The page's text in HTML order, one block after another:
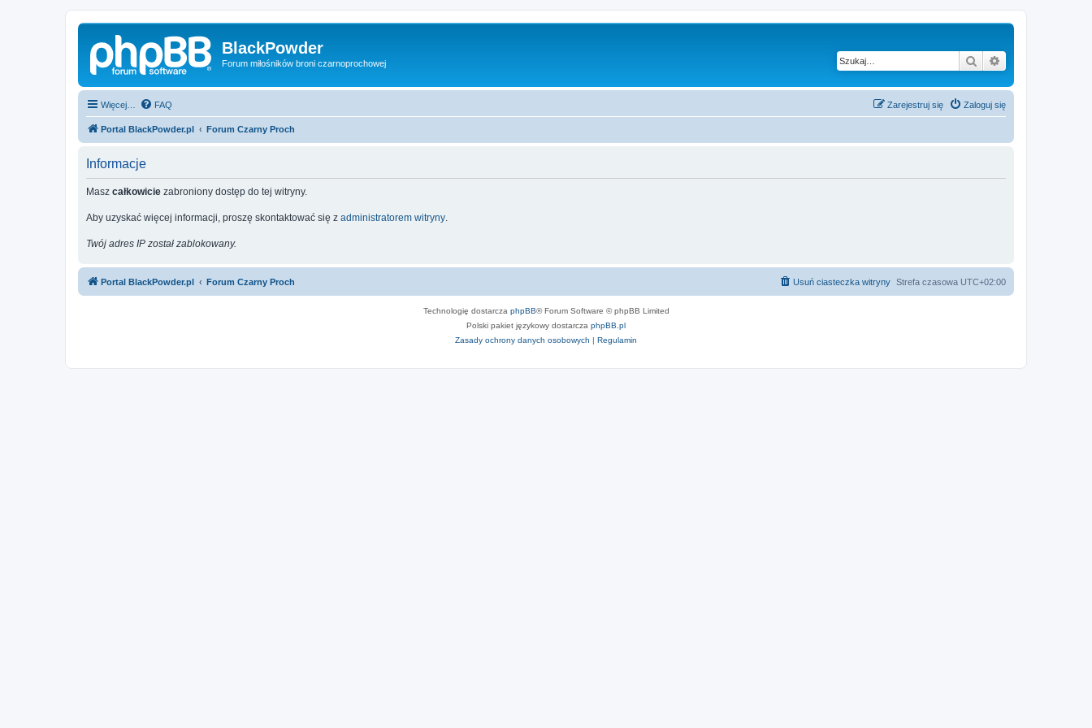
BlackPowder
Forum miłośników broni czarnoprochowej Szukaj
Więcej… FAQ Zaloguj się
Zarejestruj się
Portal BlackPowder.pl Forum Czarny Proch
Informacje
Masz całkowicie zabroniony dostęp do tej witryny.
Aby uzyskać więcej informacji, proszę skontaktować się z administratorem witryny
Twój adres IP został zablokowany.
Portal BlackPowder.pl Forum Czarny Proch Strefa czasowa UTC+02:00
Usuń ciasteczka witryny
Technologię dostarcza phpBB® Forum Software © phpBB Limited
Polski pakiet językowy dostarcza phpBB.pl
Zasady ochrony danych osobowych | Regulamin